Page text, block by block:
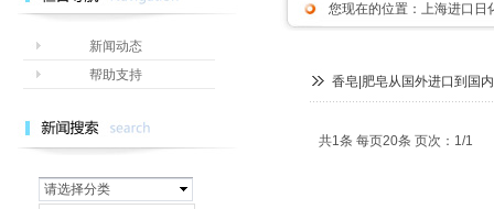
请选择分类
您现在的位置： 上海进口日
香皂|肥皂从国外进口到国
共1条 每页20条 页次：1/1
新闻动态
帮助支持